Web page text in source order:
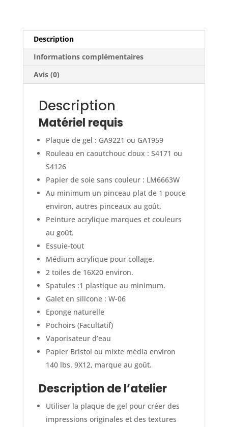
Description
Informations complémentaires
Avis (0)
Description
Matériel requis
Plaque de gel : GA9221 ou GA1959
Rouleau en caoutchouc doux : S4171 ou
S4126
Papier de soie sans couleur : LM6663W
Au minimum un pinceau plat de 1 pouce
environ, autres pinceaux au goût.
Peinture acrylique marques et couleurs
au goût.
Essuie-tout
Médium acrylique pour collage.
2 toiles de 16X20 environ.
Spatules :1 plastique au minimum.
Galet en silicone : W-06
Eponge naturelle
Pochoirs (Facultatif)
Vaporisateur d’eau
Papier Bristol ou mixte média environ
140 lbs. 9X12, marque au goût.
Description de l’atelier
Utiliser la plaque de gel pour créer des
impressions originales et des textures